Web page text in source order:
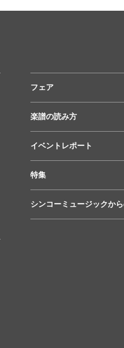
フェア
楽譜の読み方
イベントレポート
特集
シンコーミュージックか